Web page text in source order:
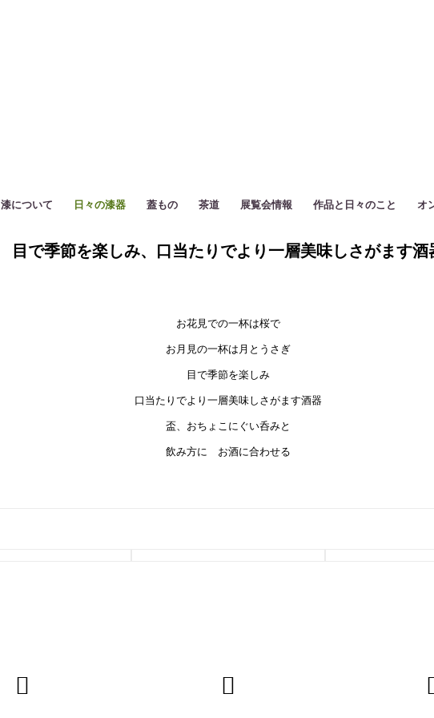
漆について 日々の漆器 蓋もの 茶道 展覧会情報 作品と日々のこと オ
目で季節を楽しみ、口当たりでより一層美味しさがます酒
お花見での一杯は桜で
お月見の一杯は月とうさぎ
目で季節を楽しみ
口当たりでより一層美味しさがます酒器
盃、おちょこにぐい呑みと
飲み方に お酒に合わせる